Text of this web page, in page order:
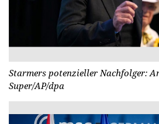
Starmers potenzieller Nachfolger:
Super/AP/dpa